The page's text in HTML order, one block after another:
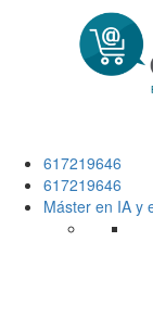
617219646
617219646
Máster en IA y